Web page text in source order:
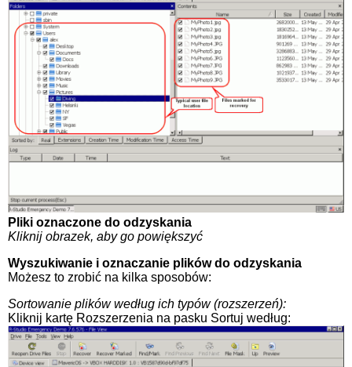
Pliki oznaczone do odzyskania
Kliknij obrazek, aby go powiększyć
Wyszukiwanie i oznaczanie plików do odzyskania
Możesz to zrobić na kilka sposobów:
Sortowanie plików według ich typów (rozszerzeń):
Kliknij kartę Rozszerzenia na pasku Sortuj według: